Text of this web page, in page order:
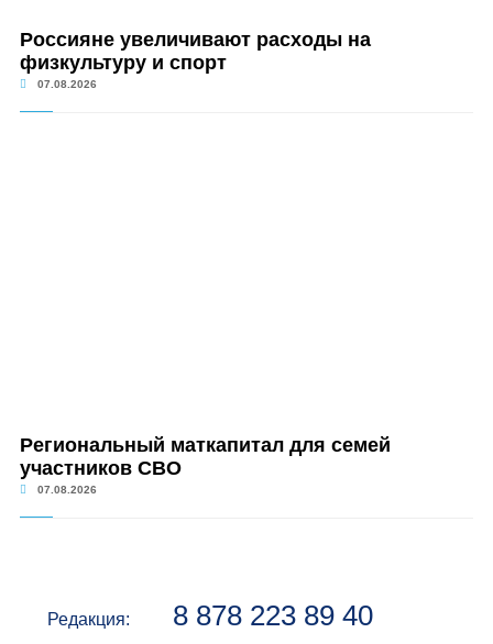
Россияне увеличивают расходы на
физкультуру и спорт
07.08.2026
Региональный маткапитал для семей
участников СВО
07.08.2026
Редакция: 8 878 223 89 40